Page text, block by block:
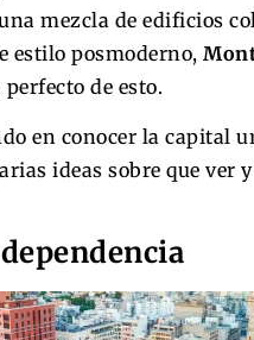
mezcla de edificios
estilo posmoderno,
de esto.
en conocer la capital
ideas sobre que ver